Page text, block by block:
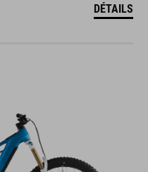
DÉTAILS